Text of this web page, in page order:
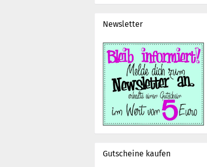
Newsletter
Gutscheine kaufen